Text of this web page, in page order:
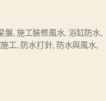
盤,施工裝修風水, 浴缸防水,
工, 防水打針, 防水與風水,